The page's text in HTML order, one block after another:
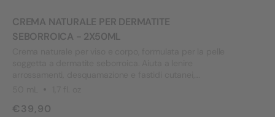
CREMA NATURALE PER DERMATITE
SEBORROICA - 2X50ML
€39,90